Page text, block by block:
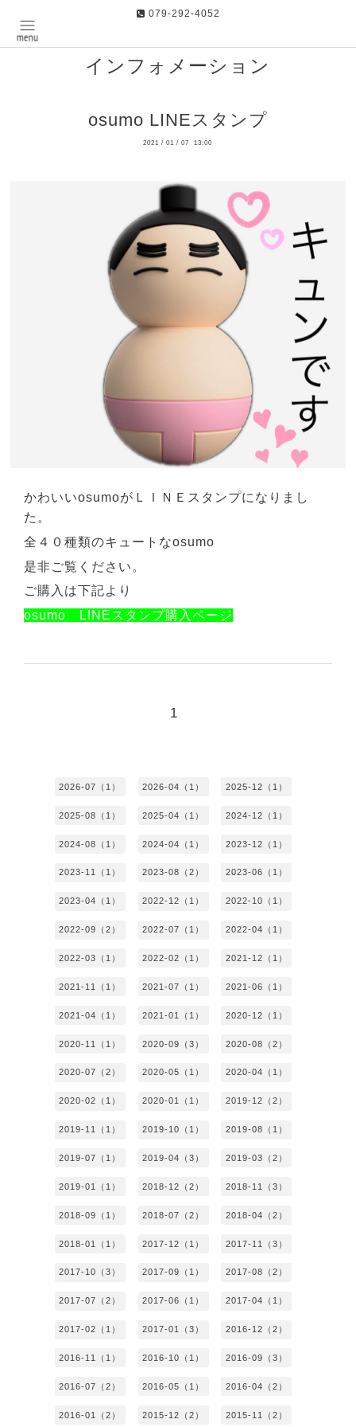
079-292-4052
インフォメーション
osumo LINEスタンプ
2021 /01 /07 13:00
かわいいosumoが ＬＩＮＥスタンプになりまし
た。
全４０種類のキュートなosumo
是非ご覧ください。
ご購入は下記より
osumo LINEスタンプ購入ページ
1
2026-07（1） 2026-04（1） 2025-12（1）
2025-08（1） 2025-04（1） 2024-12（1）
2024-08（1） 2024-04（1） 2023-12（1）
2023-11（1） 2023-08（2） 2023-06（1）
2023-04（1） 2022-12（1） 2022-10（1）
2022-09（2） 2022-07（1） 2022-04（1）
2022-03（1） 2022-02（1） 2021-12（1）
2021-11（1） 2021-07（1） 2021-06（1）
2021-04（1） 2021-01（1） 2020-12（1）
2020-11（1） 2020-09（3） 2020-08（2）
2020-07（2） 2020-05（1） 2020-04（1）
2020-02（1） 2020-01（1） 2019-12（2）
2019-11（1） 2019-10（1） 2019-08（1）
2019-07（1） 2019-04（3） 2019-03（2）
2019-01（1） 2018-12（2） 2018-11（3）
2018-09（1） 2018-07（2） 2018-04（2）
2018-01（1） 2017-12（1） 2017-11（3）
2017-10（3） 2017-09（1） 2017-08（2）
2017-07（2） 2017-06（1） 2017-04（1）
2017-02（1） 2017-01（3） 2016-12（2）
2016-11（1） 2016-10（1） 2016-09（3）
2016-07（2） 2016-05（1） 2016-04（2）
2016-01（2） 2015-12（2） 2015-11（2）